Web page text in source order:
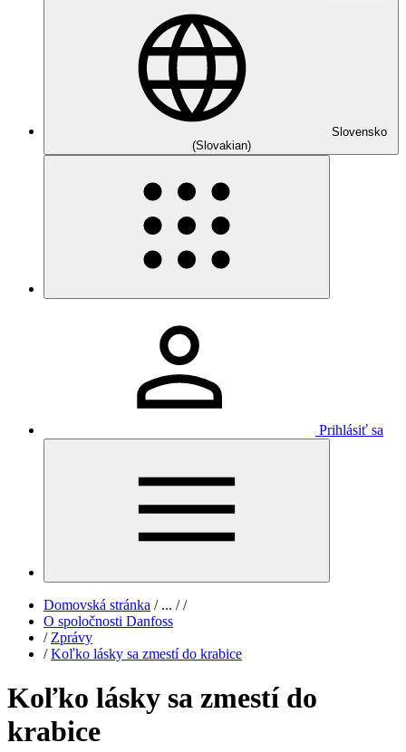
Slovensko
(Slovakian)
Prihlásiť sa
Domovská stránka /... / /
O spoločnosti Danfoss
/ Zprávy
/ Koľko lásky sa zmestí do krabice
Koľko lásky sa zmestí do
krabice